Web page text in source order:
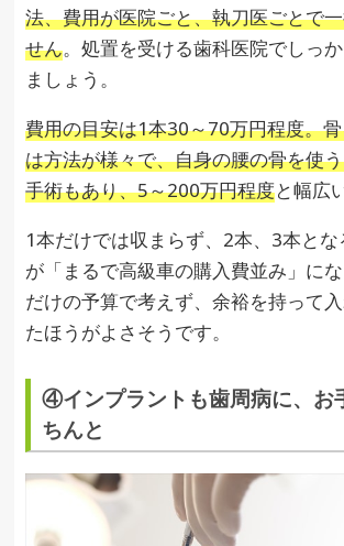
法、費用が医院ごと、執刀医ごとで
せん。処置を受ける歯科医院でしっ
ましょう。
費用の目安は1本30～70万円程度。
は方法が様々で、自身の腰の骨を使
手術もあり、5～200万円程度と幅広
1本だけでは収まらず、2本、3本と
が「まるで高級車の購入費並み」に
だけの予算で考えず、余裕を持って
たほうがよさそうです。
④インプラントも歯周病に、お
ちんと